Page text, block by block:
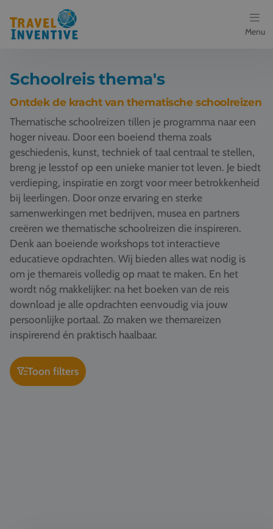
Menu
Bestemmingen
Schoolreis thema's
Voor docenten
Over ons
Een offerte aanvragen
Referenties
Vacatures
Contact
076 522 30 57
Klantportaal
Schoolreis thema's
Ontdek de kracht van thematische schoolreizen
Thematische schoolreizen tillen je programma naar een
hoger niveau. Door een boeiend thema zoals
geschiedenis, kunst, techniek of taal centraal te stellen,
breng je lesstof op een unieke manier tot leven. Je biedt
verdieping, inspiratie en zorgt voor meer betrokkenheid
bij leerlingen. Door onze ervaring en sterke
samenwerkingen met bedrijven, musea en partners
creëren we thematische schoolreizen die inspireren.
Denk aan boeiende workshops tot interactieve
educatieve opdrachten. Wij bieden alles wat nodig is
om je themareis volledig op maat te maken. En het
wordt nóg makkelijker: na het boeken van de reis
download je alle opdrachten eenvoudig via jouw
persoonlijke portaal. Zo maken we themareizen
inspirerend én praktisch haalbaar.
Toon filters